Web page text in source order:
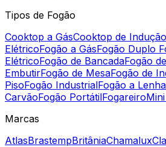
Tipos de Fogão
Cooktop a GásCooktop de Indução
ElétricoFogão a GásFogão Duplo
ElétricoFogão de BancadaFogão
EmbutirFogão de MesaFogão de
PisoFogão IndustrialFogão a Lenha
CarvãoFogão PortátilFogareiro
Marcas
AtlasBrastempBritâniaChamalux